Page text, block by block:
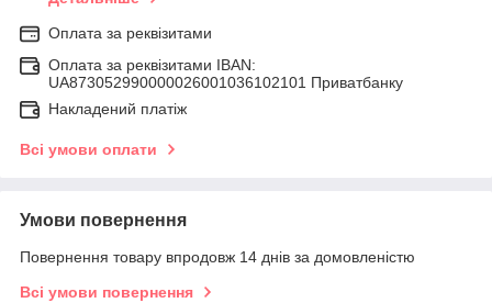
Оплата за реквізитами
Оплата за реквізитами IBAN:
UA873052990000026001036102101 Приватбанку
Накладений платіж
Всі умови оплати
Умови повернення
Повернення товару впродовж 14 днів за домовленістю
Всі умови повернення